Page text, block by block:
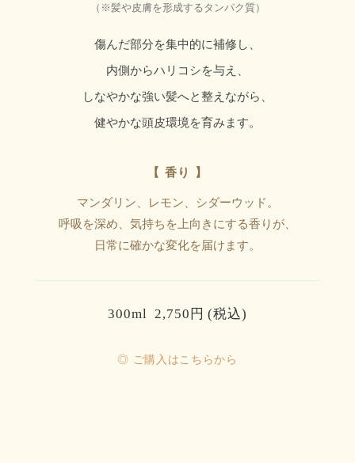
（※髪や皮膚を形成するタンパク質）
傷んだ部分を集中的に補修し、
内側からハリコシを与え、
しなやかな強い髪へと整えながら、
健やかな頭皮環境を育みます。
【 香り 】
マンダリン、レモン、シダーウッド。
呼吸を深め、気持ちを上向きにする香りが、
日常に確かな変化を届けます。
300ml 2,750円 (税込)
◎ ご購入はこちらから